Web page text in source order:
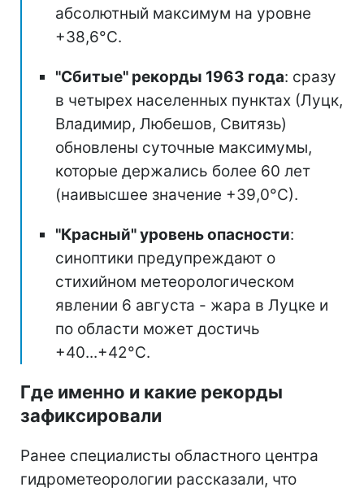
абсолютный максимум на уровне
+38,6°С.
"Сбитые" рекорды 1963 года: сразу
в четырех населенных пунктах (Луцк,
Владимир, Любешов, Свитязь)
обновлены суточные максимумы,
которые держались более 60 лет
(наивысшее значение +39,0°С).
"Красный" уровень опасности:
синоптики предупреждают о
стихийном метеорологическом
явлении 6 августа - жара в Луцке и
по области может достичь
+40...+42°С.
Где именно и какие рекорды
зафиксировали
Ранее специалисты областного центра
гидрометеорологии рассказали, что